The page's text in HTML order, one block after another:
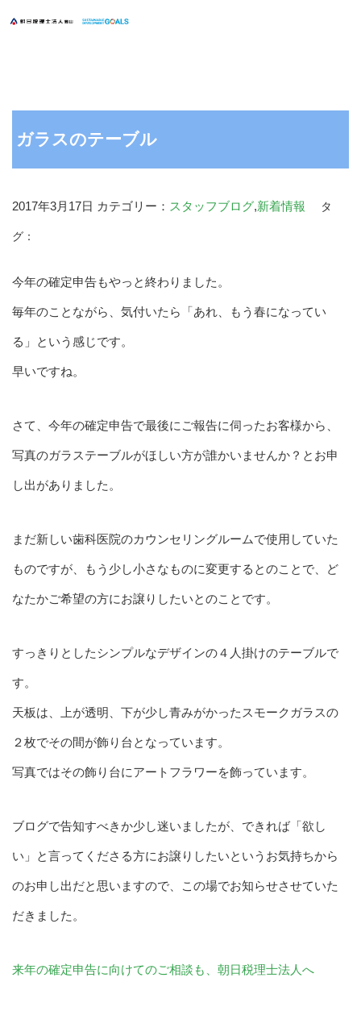
ガラスのテーブル
2017年3月17日 カテゴリー： スタッフブログ,新着情報 タ
グ：
今年の確定申告もやっと終わりました。
毎年のことながら、気付いたら「あれ、もう春になってい
る」という感じです。
早いですね。
さて、今年の確定申告で最後にご報告に伺ったお客様から、
写真のガラステーブルがほしい方が誰かいませんか？とお申
し出がありました。
まだ新しい歯科医院のカウンセリングルームで使用していた
ものですが、もう少し小さなものに変更するとのことで、ど
なたかご希望の方にお譲りしたいとのことです。
すっきりとしたシンプルなデザインの４人掛けのテーブルで
す。
天板は、上が透明、下が少し青みがかったスモークガラスの
２枚でその間が飾り台となっています。
写真ではその飾り台にアートフラワーを飾っています。
ブログで告知すべきか少し迷いましたが、できれば「欲し
い」と言ってくださる方にお譲りしたいというお気持ちから
のお申し出だと思いますので、この場でお知らせさせていた
だきました。
来年の確定申告に向けてのご相談も、朝日税理士法人へ